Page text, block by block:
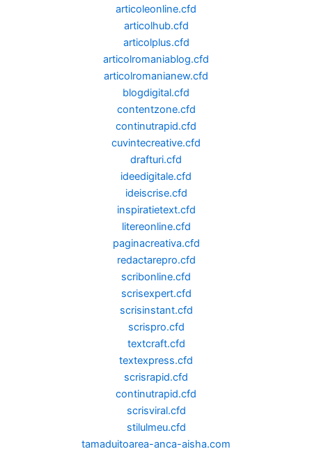
articoleonline.cfd
articolhub.cfd
articolplus.cfd
articolromaniablog.cfd
articolromanianew.cfd
blogdigital.cfd
contentzone.cfd
continutrapid.cfd
cuvintecreative.cfd
drafturi.cfd
ideedigitale.cfd
ideiscrise.cfd
inspiratietext.cfd
litereonline.cfd
paginacreativa.cfd
redactarepro.cfd
scribonline.cfd
scrisexpert.cfd
scrisinstant.cfd
scrispro.cfd
textcraft.cfd
textexpress.cfd
scrisrapid.cfd
continutrapid.cfd
scrisviral.cfd
stilulmeu.cfd
tamaduitoarea-anca-aisha.com